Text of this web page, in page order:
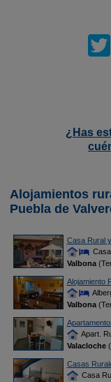
¿Has
Alojamientos
Puebla de
Casa Rural
Valbona
Alojamiento
Valbona
Apart.
Valacloche
Casas
Casa